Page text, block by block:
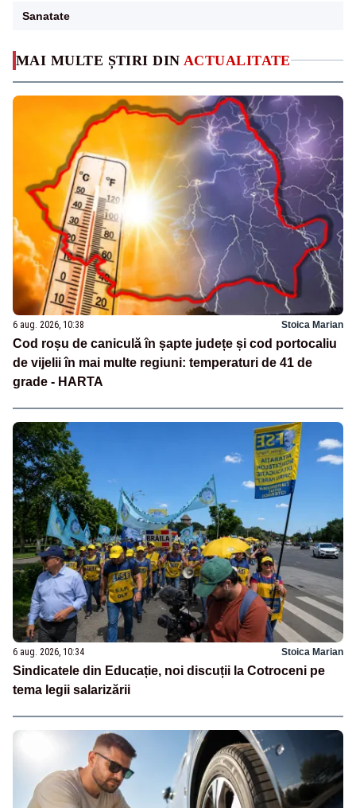
MAI MULTE ȘTIRI DIN ACTUALITATE
6 aug. 2026, 10:38 Stoica Marian
Cod roșu de caniculă în șapte județe și cod portocaliu
de vijelii în mai multe regiuni: temperaturi de 41 de
grade - HARTA
6 aug. 2026, 10:34 Stoica Marian
Sindicatele din Educație, noi discuții la Cotroceni pe
tema legii salarizării
Sanatate